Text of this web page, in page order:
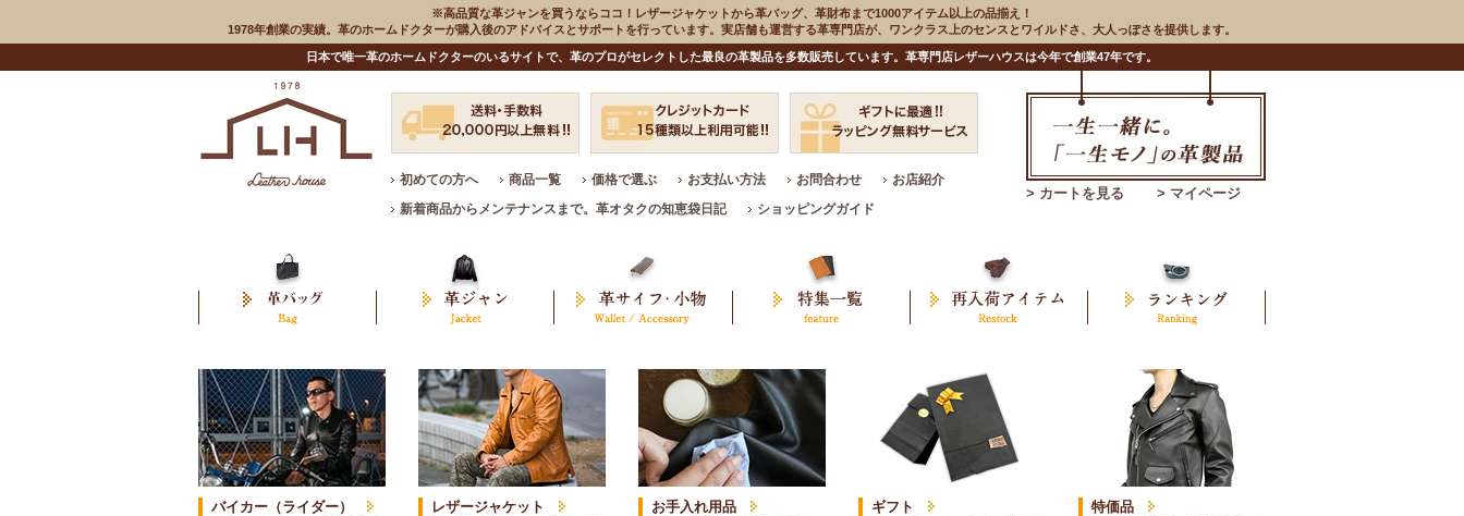
※高品質な革ジャンを買うならココ！レザージャケットから革バッグ、革財布まで1000アイテム以上の品揃え！
1978年創業の実績。革のホームドクターが購入後のアドバイスとサポートを行っています。実店舗も運営する革専門店が、ワンクラス上のセンスとワイルドさ、大人っぽさを提供します。
日本で唯一革のホームドクターのいるサイトで、革のプロがセレクトした最良の革製品を多数販売しています。革専門店レザーハウスは今年で創業47年です。
初めての方へ 商品一覧 価格で選ぶ お支払い方法 お問合わせ
お店紹介
新着商品からメンテナンスまで。革オタクの知恵袋日記
ショッピングガイド
> カートを見る > マイページ
バイカー（ライダー） レザージャケット お手入れ用品 ギフト 特価品